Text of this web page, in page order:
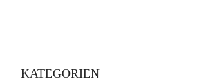
KATEGORIEN